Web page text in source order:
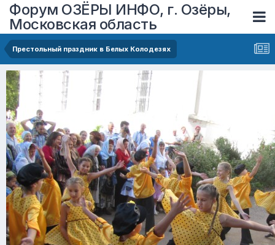
Форум ОЗЁРЫ ИНФО, г. Озёры,
Московская область
Престольный праздник в Белых Колодезях